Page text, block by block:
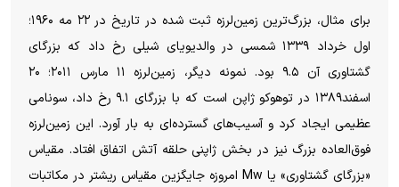
برای مثال، بزرگ‌ترین زمین‌لرزه ثبت ‌شده در تاریخ در ۲۲ مه ۱۹۶۰؛
اول خرداد ۱۳۳۹ شمسی در والدیویای شیلی رخ داد که بزرگای
گشتاوری آن ۹.۵ بود. نمونه دیگر، زمین‌لرزه ۱۱ مارس ۲۰۱۱؛ ۲۰
اسفند۱۳۸۹ در توهوکو ژاپن است که با بزرگای ۹.۱ رخ داد، سونامی
عظیمی ایجاد کرد و آسیب‌های گسترده‌ای به بار آورد. این زمین‌لرزه
فوق‌العاده بزرگ نیز در بخش ژاپنی حلقه آتش اتفاق افتاد. مقیاس
«بزرگای گشتاوری» یا Mw امروزه جایگزین مقیاس ریشتر در مکاتبات